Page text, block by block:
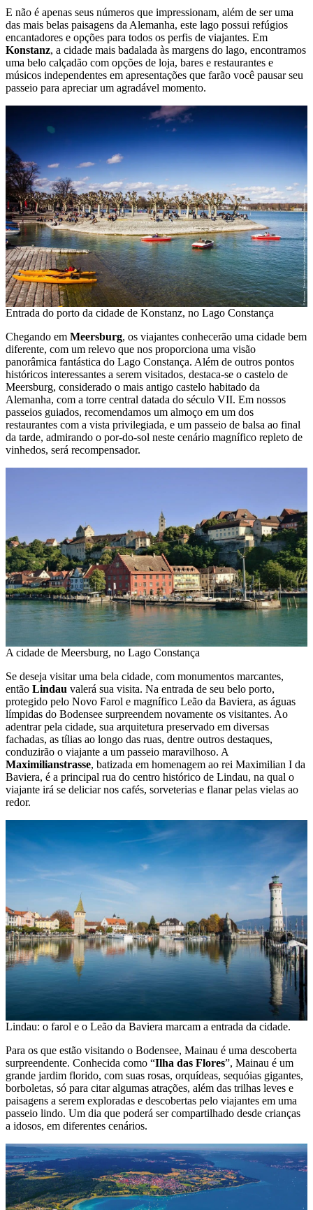
E não é apenas seus números que impressionam, além de ser uma
das mais belas paisagens da Alemanha, este lago possui refúgios
encantadores e opções para todos os perfis de viajantes. Em
Konstanz, a cidade mais badalada às margens do lago, encontramos
uma belo calçadão com opções de loja, bares e restaurantes e
músicos independentes em apresentações que farão você pausar seu
passeio para apreciar um agradável momento.
Entrada do porto da cidade de Konstanz, no Lago Constança
Chegando em Meersburg, os viajantes conhecerão uma cidade bem
diferente, com um relevo que nos proporciona uma visão
panorâmica fantástica do Lago Constança. Além de outros pontos
históricos interessantes a serem visitados, destaca-se o castelo de
Meersburg, considerado o mais antigo castelo habitado da
Alemanha, com a torre central datada do século VII. Em nossos
passeios guiados, recomendamos um almoço em um dos
restaurantes com a vista privilegiada, e um passeio de balsa ao final
da tarde, admirando o por-do-sol neste cenário magnífico repleto de
vinhedos, será recompensador.
A cidade de Meersburg, no Lago Constança
Se deseja visitar uma bela cidade, com monumentos marcantes,
então Lindau valerá sua visita. Na entrada de seu belo porto,
protegido pelo Novo Farol e magnífico Leão da Baviera, as águas
límpidas do Bodensee surpreendem novamente os visitantes. Ao
adentrar pela cidade, sua arquitetura preservado em diversas
fachadas, as tílias ao longo das ruas, dentre outros destaques,
conduzirão o viajante a um passeio maravilhoso. A
Maximilianstrasse, batizada em homenagem ao rei Maximilian I da
Baviera, é a principal rua do centro histórico de Lindau, na qual o
viajante irá se deliciar nos cafés, sorveterias e flanar pelas vielas ao
redor.
Lindau: o farol e o Leão da Baviera marcam a entrada da cidade.
Para os que estão visitando o Bodensee, Mainau é uma descoberta
surpreendente. Conhecida como “Ilha das Flores”, Mainau é um
grande jardim florido, com suas rosas, orquídeas, sequóias gigantes,
borboletas, só para citar algumas atrações, além das trilhas leves e
paisagens a serem exploradas e descobertas pelo viajantes em uma
passeio lindo. Um dia que poderá ser compartilhado desde crianças
a idosos, em diferentes cenários.